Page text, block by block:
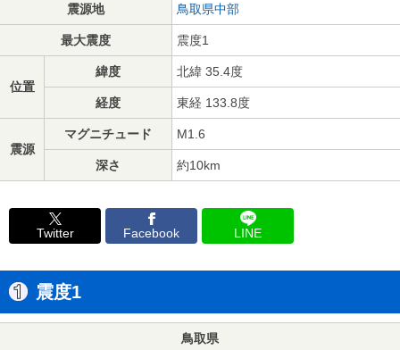
震源地 鳥取県中部
最大震度 震度1
位置
緯度 北緯 35.4度
経度 東経 133.8度
震源
マグニチュード M1.6
深さ 約10km
Twitter Facebook LINE
震度1
鳥取県